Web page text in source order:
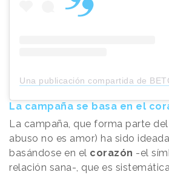
Una publicación compartida de
La campaña se basa en el
La campaña, que forma parte
abuso no es amor) ha sido
basándose en el corazón -el
relación sana-, que es